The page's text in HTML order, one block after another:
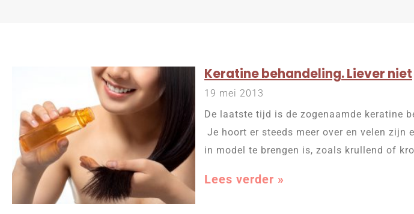
Keratine behandeling. Liever niet
19 mei 2013
De laatste tijd is de zogenaamde keratine
Je hoort er steeds meer over en velen
in model te brengen is, zoals krullend of
Lees verder »